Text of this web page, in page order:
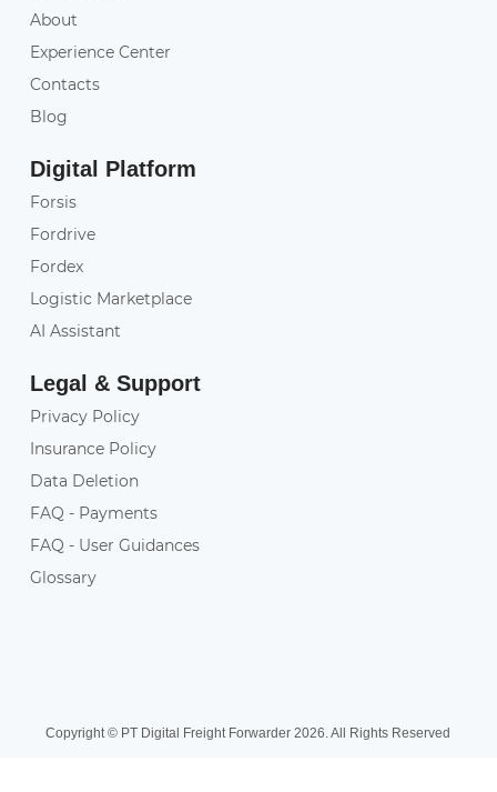
About
Experience Center
Contacts
Blog
Digital Platform
Forsis
Fordrive
Fordex
Logistic Marketplace
AI Assistant
Legal & Support
Privacy Policy
Insurance Policy
Data Deletion
FAQ - Payments
FAQ - User Guidances
Glossary
Copyright © PT Digital Freight Forwarder 2026. All Rights Reserved